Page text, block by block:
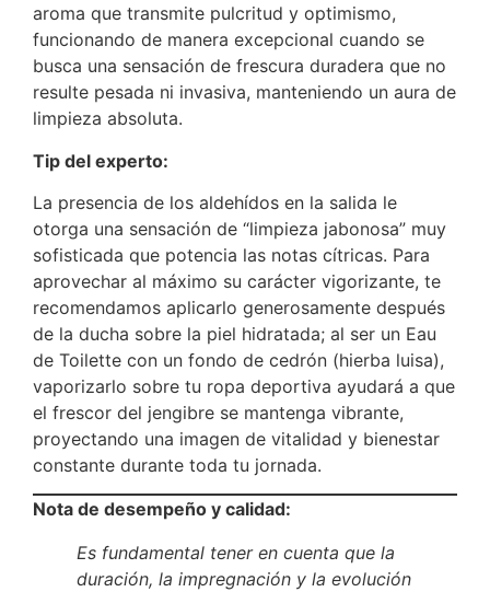
aroma que transmite pulcritud y optimismo,
funcionando de manera excepcional cuando se
busca una sensación de frescura duradera que no
resulte pesada ni invasiva, manteniendo un aura de
limpieza absoluta.
Tip del experto:
La presencia de los aldehídos en la salida le
otorga una sensación de “limpieza jabonosa” muy
sofisticada que potencia las notas cítricas. Para
aprovechar al máximo su carácter vigorizante, te
recomendamos aplicarlo generosamente después
de la ducha sobre la piel hidratada; al ser un Eau
de Toilette con un fondo de cedrón (hierba luisa),
vaporizarlo sobre tu ropa deportiva ayudará a que
el frescor del jengibre se mantenga vibrante,
proyectando una imagen de vitalidad y bienestar
constante durante toda tu jornada.
Nota de desempeño y calidad:
Es fundamental tener en cuenta que la
duración, la impregnación y la evolución